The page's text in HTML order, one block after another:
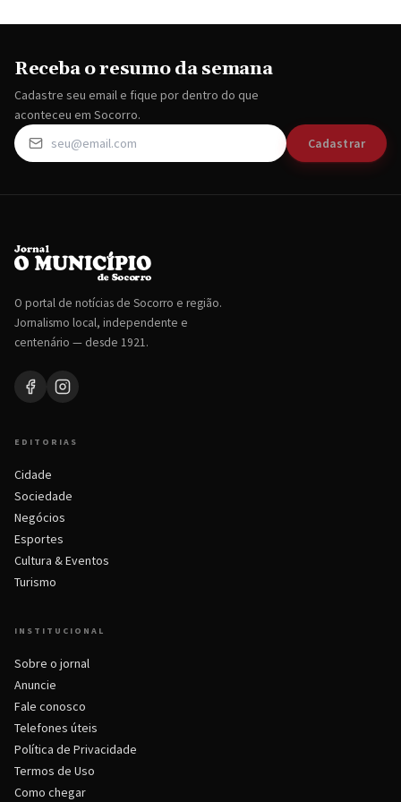
Receba o resumo da semana
Cadastre seu email e fique por dentro do que
aconteceu em Socorro.
Cadastrar
O portal de notícias de Socorro e região.
Jornalismo local, independente e
centenário — desde 1921.
EDITORIAS
Cidade
Sociedade
Negócios
Esportes
Cultura & Eventos
Turismo
INSTITUCIONAL
Sobre o jornal
Anuncie
Fale conosco
Telefones úteis
Política de Privacidade
Termos de Uso
Como chegar